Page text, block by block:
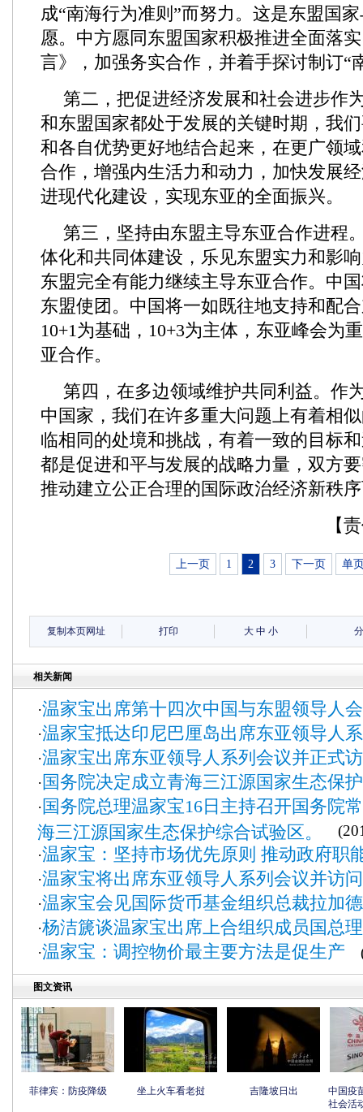
成“南海行为准则”而努力。这是东盟国
愿。中方愿同东盟国家积极推进全面落
言》，加强务实合作，并着手探讨制订“
第二，把促进经济发展和社会进步作
和东盟国家都处于发展的关键时期，我
和各自优势更好地结合起来，在更广领
合作，增强内生活力和动力，加快发展
进现代化建设，实现东亚的全面振兴。
第三，坚持由东盟主导东亚合作进程
体化和共同体建设，乐见东盟实力和影
东盟完全有能力继续主导东亚合作。中
东盟使团。中国将一如既往地支持和配
10+1为基础，10+3为主体，东亚峰会为
亚合作。
第四，在多边领域维护共同利益。作
中国家，我们在许多重大问题上有着相
临相同的处境和挑战，有着一致的目标
都是促进和平与发展的战略力量，双方
推动建立公正合理的国际政治经济新秩
【
上一页 1 2 3 下一页 单
复制本页网址 打印 大 中 小
相关新闻
·温家宝出席第十四次中国与东盟领导人
·温家宝抵达印尼巴厘岛出席东亚领导人
·温家宝出席东亚领导人系列会议并正式
·国务院决定成立青海三江源国家生态保
·国务院总理温家宝16日主持召开国务院
海三江源国家生态保护综合试验区。
·温家宝：坚持市场优先原则 推动政府职
·温家宝将出席东亚领导人系列会议并访
·温家宝会见国际货币基金组织总裁拉加德
·杨洁篪谈温家宝出席上合组织成员国总
·温家宝：调控物价最主要方法是促生产
图文资讯
菲律宾：防疫降级 坐上火车看老挝 吉隆坡日出
中国疫
社会活